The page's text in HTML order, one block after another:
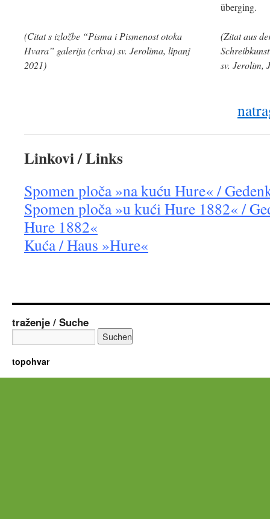
überging.
(Citat s izložbe “Pisma i Pismenost otoka
Hvara” galerija (crkva) sv. Jerolima, lipanj
2021)
(Zitat aus
sv. Jerolim,
Linkovi / Links
Spomen ploča »na kuću Hure« /
Spomen ploča »u kući Hure 1882« /
Hure 1882«
Kuća / Haus »Hure«
traženje / Suche
topohvar